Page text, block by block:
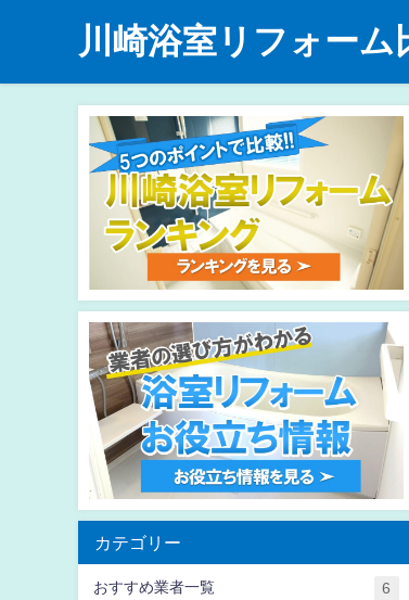
川崎浴室リフォーム
カテゴリー
おすすめ業者一覧 6